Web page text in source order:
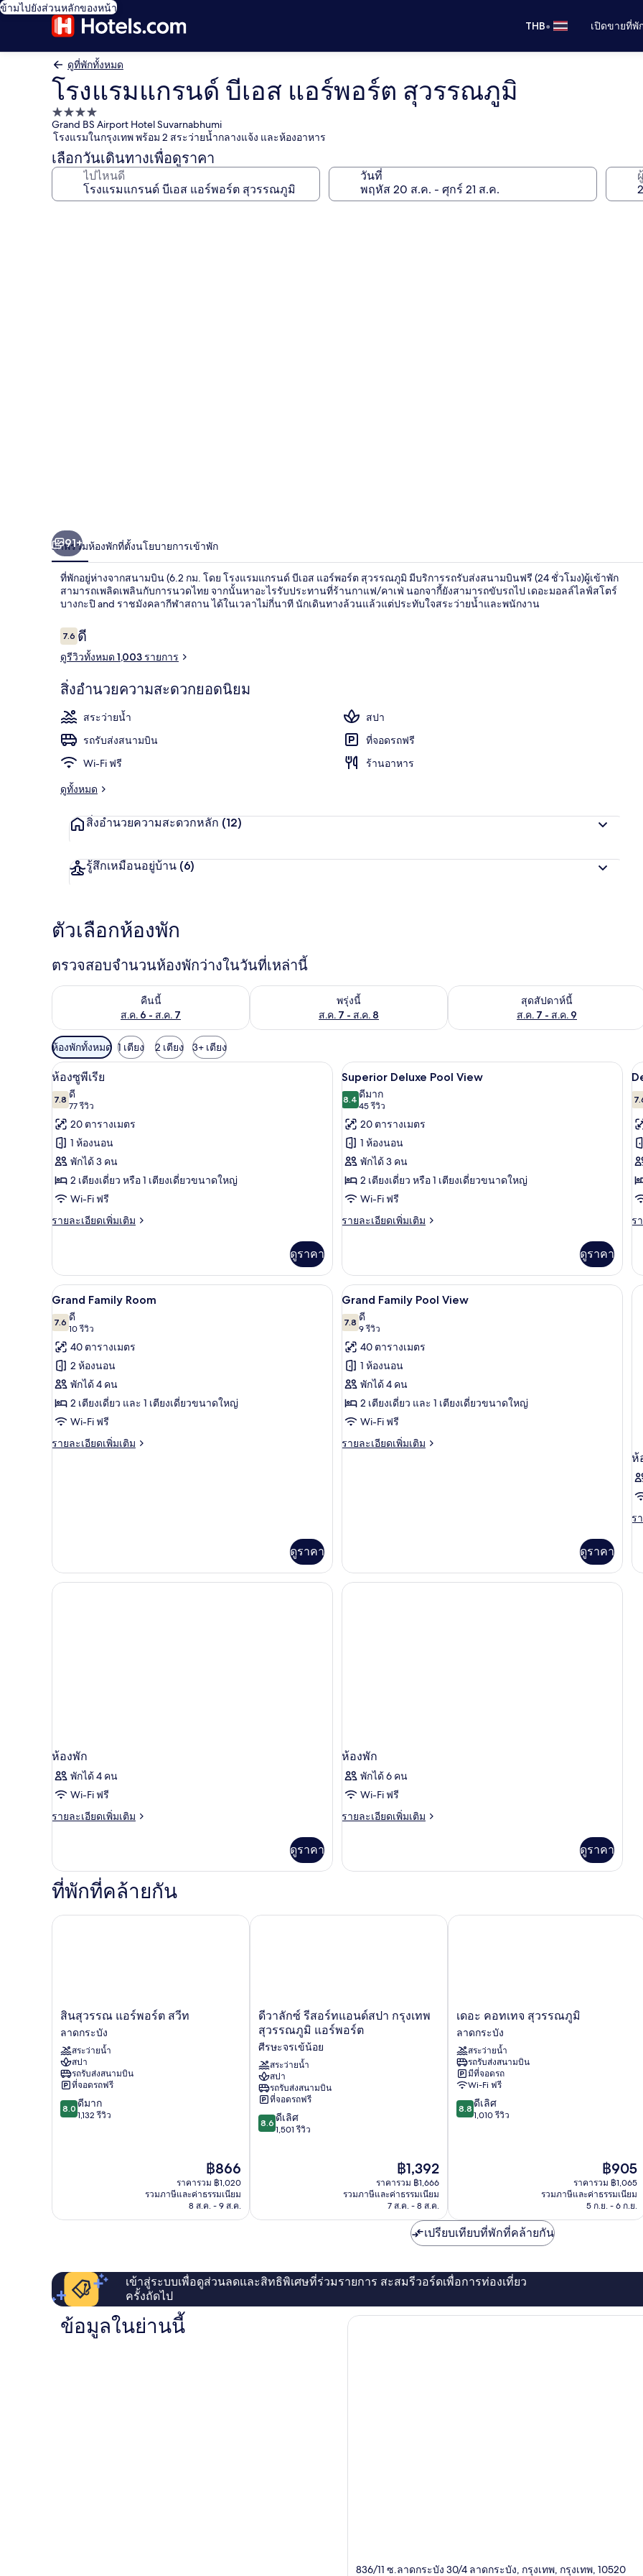
ข้ามไปยังส่วนหลักของหน้า
THB• เปิดขายที่
ดูที่พักทั้งหมด
โรงแรมแกรนด์ บีเอส แอร์พอร์ต สุวรรณภูมิ
ที่พัก
4.0
ดาว
Grand BS Airport Hotel Suvarnabhumi
โรงแรมในกรุงเทพ พร้อม 2 สระว่ายน้ำกลางแจ้ง และห้องอาหาร
เลือกวันเดินทางเพื่อดูราคา
ไปไหนดี วันที่
91+
ภาพรวมห้องพักที่ตั้งนโยบายการเข้าพัก
ที่พักอยู่ห่างจากสนามบิน (6.2 กม. โดย โรงแรมแกรนด์ บีเอส แอร์พอร์ต สุวรรณภูมิ มีบริการรถรับส่งสนามบินฟรี (24 ชั่วโมง)ผู้เข้าพัก
สามารถเพลิดเพลินกับการนวดไทย จากนั้นหาอะไรรับประทานที่ร้านกาแฟ/คาเฟ่ นอกจากี้ยังสามารถขับรถไป เดอะมอลล์ไลฟ์สโตร์
บางกะปิ and ราชมังคลากีฬาสถาน ได้ในเวลาไม่กี่นาที นักเดินทางล้วนแล้วแต่ประทับใจสระว่ายน้ำและพนักงาน
รีวิว
7.67.6 จาก 10
ดี
ดูรีวิวทั้งหมด 1,003 รายการ
สิ่งอำนวยความสะดวกยอดนิยม
สระว่ายน้ำ
สปา
รถรับส่งสนามบิน
ที่จอดรถฟรี
Wi-Fi ฟรี
ร้านอาหาร
ดูทั้งหมด
สิ่งอำนวยความสะดวกหลัก (12)
รู้สึกเหมือนอยู่บ้าน (6)
ตัวเลือกห้องพัก
ตรวจสอบจำนวนห้องพักว่างในวันที่เหล่านี้
คืนนี้
ส.ค. 6 - ส.ค. 7
ตรวจสอบจำนวนห้องพักว่างในคืนนี้ ส.ค. 6 - ส.ค. 7
พรุ่งนี้
ส.ค. 7 - ส.ค. 8
ตรวจสอบจำนวนห้องพักว่างในพรุ่งนี้ ส.ค. 7 - ส.ค. 8
สุดสัปดาห์นี้
ส.ค. 7 - ส.ค. 9
ตรวจสอบจำนวนห้องพักว่างในสุดสัปด
ตัว
กรอง
ที่
มี
ให้
สำหรับ
ห้อง
พัก
ห้องพักทั้งหมด 1 เตียง 2 เตียง 3+ เตียง
เปิด
ภาพถ่าย
ทั้งหมด
ของ
ห้อง
ซู
พี
เรีย
ห้องซูพีเรีย | มินิบาร์, โต๊ะทำงาน, Wi-Fi ฟรี, ผ้าปูที่นอน
10
ห้องซูพีเรีย
7.87.8 จาก 10
ดี
77 รีวิว
(77
รีวิว)
20 ตารางเมตร
1 ห้องนอน
พักได้ 3 คน
2 เตียงเดี่ยว หรือ 1 เตียงเดี่ยวขนาดใหญ่
Wi-Fi ฟรี
รายละเอียดเพิ่มเติม
ราย
เกี่ยว
กับ
ห้อง
พี
ดูราคา
เปิด
ภาพถ่าย
ทั้งหมด
ของ
Superior
Deluxe
Pool
View
Superior Deluxe Pool View | มินิบาร์,
15
Superior Deluxe Pool View
8.48.4 จาก 10
ดีมาก
45 รีวิว
(45
รีวิว)
20 ตารางเมตร
1 ห้องนอน
พักได้ 3 คน
2 เตียงเดี่ยว หรือ 1 เตียงเดี่ยวขนาดใหญ่
Wi-Fi ฟรี
รายละเอียดเพิ่มเติม
ราย
เกี่ยว
กับ
Superior
Deluxe
Pool
View
ดูราคา
เ
ภ
ทั้
ข
ร
ร
เกี่
กับ
เปิด
ภาพถ่าย
ทั้งหมด
ของ
Grand
Family
Room
Grand Family Room | มินิบาร์, โต๊ะทำงาน, Wi-Fi ฟรี, ผ้าปูที่นอน
21
Grand Family Room
7.67.6 จาก 10
ดี
10 รีวิว
(10
รีวิว)
40 ตารางเมตร
2 ห้องนอน
พักได้ 4 คน
2 เตียงเดี่ยว และ 1 เตียงเดี่ยวขนาดใหญ่
Wi-Fi ฟรี
รายละเอียดเพิ่มเติม
ราย
ดูราคา
เปิด
ภาพถ่าย
ทั้งหมด
ของ
Grand
Family
Pool
View
Grand Family Pool View | มินิบาร์, โต๊
22
Grand Family Pool View
7.87.8 จาก 10
ดี
9 รีวิว
(9
รีวิว)
40 ตารางเมตร
1 ห้องนอน
พักได้ 4 คน
2 เตียงเดี่ยว และ 1 เตียงเดี่ยวขนาดใหญ่
Wi-Fi ฟรี
รายละเอียดเพิ่มเติม
ราย
ดูราคา
ห้
ร
ร
เกี่
ห้องพัก
พักได้ 4 คน
Wi-Fi ฟรี
รายละเอียดเพิ่มเติม
ราย
เกี่ยว
กับ
ห้อง
ดูราคา
ห้องพัก
พักได้ 6 คน
Wi-Fi ฟรี
รายละเอียดเพิ่มเติม
ราย
เกี่ยว
ดูราคา
ที่พักที่คล้ายกัน
สิน
สุวรรณ
แอร์
พอร์ต
สวีท
ลาดกระบัง
สินสุวรรณ แอร์พอร์ต สวีท
ลาดกระบัง
สระว่ายน้ำ
สปา
รถรับส่งสนามบิน
ที่จอดรถฟรี
8.0
จาก
8.0 ดีมาก
1,132 รีวิว
ราคา
ปัจจุบัน
คือ
฿866
฿866
ราคารวม ฿1,020
รวมภาษีและค่าธรรมเนียม
8 ส.ค. - 9 ส.ค.
สินสุวรรณ แอร์พอร์ต สวีท
ดี
วา
ลัก
ซ์
รี
สอร์ท
แอนด์
สปา
กรุงเทพ
สุวรรณภูมิ
ดีวาลักซ์ รีสอร์ทแอนด์สปา กรุงเทพ
สุวรรณภูมิ แอร์พอร์ต
ศีรษะจรเข้น้อย
สระว่ายน้ำ
สปา
รถรับส่งสนามบิน
ที่จอดรถฟรี
8.6
จาก
8.6 ดีเลิศ
1,501 รีวิว
ราคา
ปัจจุบัน
คือ
฿1,392
฿1,392
ราคารวม ฿1,666
รวมภาษีและค่าธรรมเนียม
7 ส.ค. - 8 ส.ค.
ดีวาลักซ์ รีสอร์ทแอนด์สปา กรุงเทพ สุวรรณภูมิ แอร์พอร์ต
เดอะ
ทเทจ
สุวรรณภูมิ
ลาดกระบัง
เดอะ คอทเทจ สุวรรณภูมิ
ลาดกระบัง
สระว่ายน้ำ
รถรับส่งสนามบิน
มีที่จอดรถ
Wi-Fi ฟรี
8.8
จาก
8.8 ดีเลิศ
1,010 รีวิว
ราคา
ปัจจุบัน
คือ
฿905
฿905
ราคารวม ฿1,065
รวมภาษีและค่าธรรมเนียม
5 ก.ย. - 6 ก.ย.
เดอะ คอทเทจ สุวรรณภูมิ
เปรียบเทียบที่พักที่คล้ายกัน
เข้าสู่ระบบเพื่อดูส่วนลดและสิทธิพิเศษที่ร่วมรายการ สะสมรีวอร์ดเพื่อการท่องเที่ยว
ครั้งถัดไป
ข้อมูลในย่านนี้
836/11 ซ.ลาดกระบัง 30/4 ลาดกระบัง, กรุงเทพ, กรุงเทพ, 10520